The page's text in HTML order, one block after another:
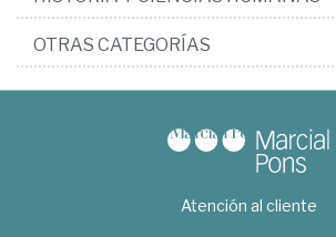
OTRAS CATEGORÍAS
Atención al cliente